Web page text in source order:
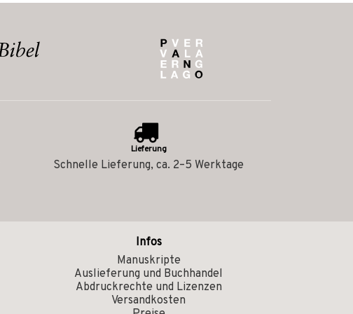
Lieferung
Schnelle Lieferung, ca. 2–5 Werktage
Infos
Manuskripte
Auslieferung und Buchhandel
Abdruckrechte und Lizenzen
Versandkosten